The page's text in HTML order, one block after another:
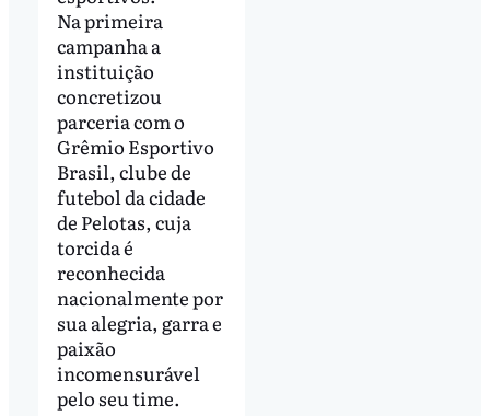
Na primeira
campanha a
instituição
concretizou
parceria com o
Grêmio Esportivo
Brasil, clube de
futebol da cidade
de Pelotas, cuja
torcida é
reconhecida
nacionalmente por
sua alegria, garra e
paixão
incomensurável
pelo seu time.